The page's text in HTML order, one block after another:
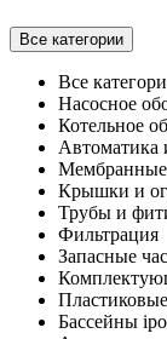
Все категории
Все
Насосное
Котельное
Автоматика
Мембранные
Крышки и
Трубы и
Фильтрация
Запасные
Бассейны